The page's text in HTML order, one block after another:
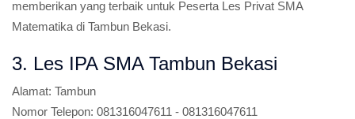
memberikan yang terbaik untuk Peserta Les Privat SMA
Matematika di Tambun Bekasi.
3. Les IPA SMA Tambun Bekasi
Alamat: Tambun
Nomor Telepon: 081316047611 - 081316047611